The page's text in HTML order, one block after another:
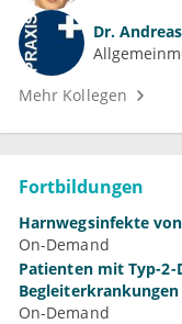
Dr.
Mehr Kollegen
Fortbildungen
Harnwegsinfekte
On-Demand
Patienten mit Typ-
Begleiterkrankungen
On-Demand